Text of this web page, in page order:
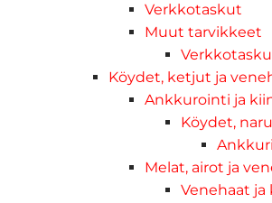
Verkkotaskut
Muut tarvikkeet
Köydet, ketjut ja
Ankkurointi ja
Köydet,
Melat, airot ja
Venehaat